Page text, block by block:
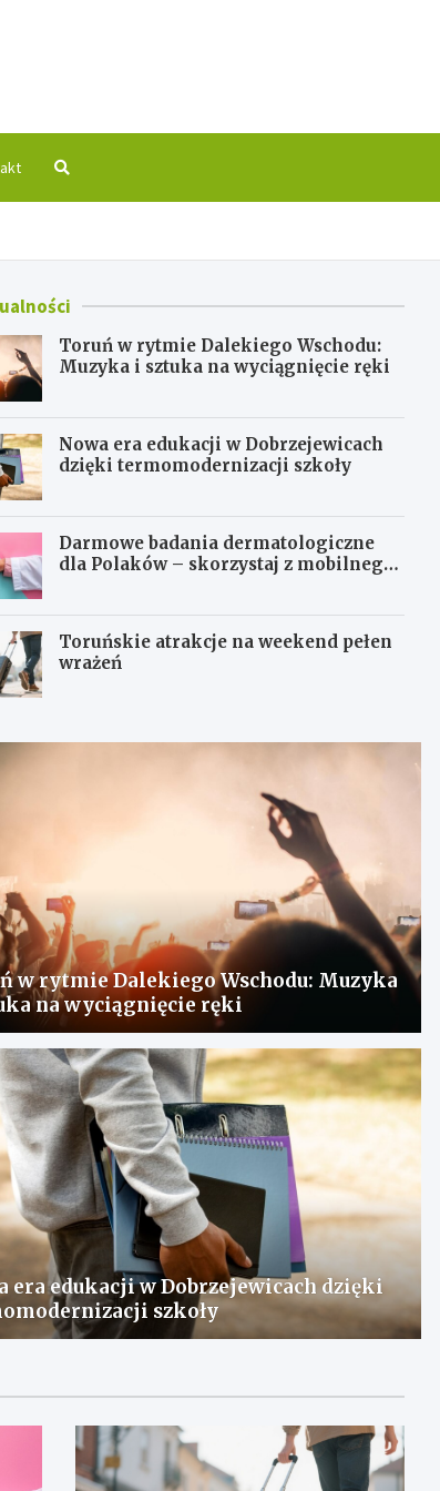
Toruń w rytmie Dalekiego Wschodu:
Muzyka i sztuka na wyciągnięcie ręki
Nowa era edukacji w Dobrzejewicach
dzięki termomodernizacji szkoły
Darmowe badania dermatologiczne
dla Polaków – skorzystaj z mobilnego
Toruńskie atrakcje na weekend pełen
wrażeń
w rytmie Dalekiego Wschodu: Muzyka
na wyciągnięcie ręki
era edukacji w Dobrzejewicach dzięki
szkoły